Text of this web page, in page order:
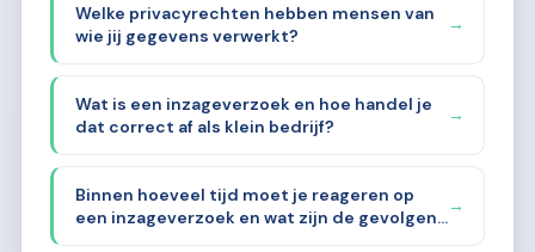
Welke privacyrechten hebben mensen van
wie jij gegevens verwerkt?
→
Wat is een inzageverzoek en hoe handel je
dat correct af als klein bedrijf?
→
Binnen hoeveel tijd moet je reageren op
een inzageverzoek en wat zijn de gevolgen
als je dat niet doet?
→